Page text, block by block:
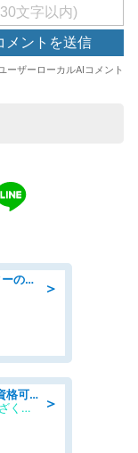
＞
「土日祝休み」治験コーディネーターのお仕事/未経験OK
＞
「残業ほぼなし」調理スタッフ/無資格可/正職員/日勤のみ/デイサービス/社会保障完備
株式会社湯ざくら/デイサービス 湯ざくらケアリゾート